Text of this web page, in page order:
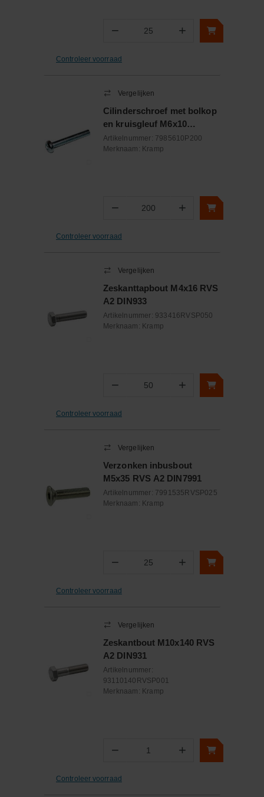
− Aantal +
Controleer voorraad
Vergelijken
Cilinderschroef met bolkop
en kruisgleuf M6x10
verzinkt DIN7985
Artikelnummer: 7985610P200
Merknaam: Kramp
− Aantal +
Controleer voorraad
Vergelijken
Zeskanttapbout M4x16 RVS
A2 DIN933
Artikelnummer: 933416RVSP050
Merknaam: Kramp
− Aantal +
Controleer voorraad
Vergelijken
Verzonken inbusbout
M5x35 RVS A2 DIN7991
Artikelnummer: 7991535RVSP025
Merknaam: Kramp
− Aantal +
Controleer voorraad
Vergelijken
Zeskantbout M10x140 RVS
A2 DIN931
Artikelnummer:
93110140RVSP001
Merknaam: Kramp
− Aantal +
Controleer voorraad